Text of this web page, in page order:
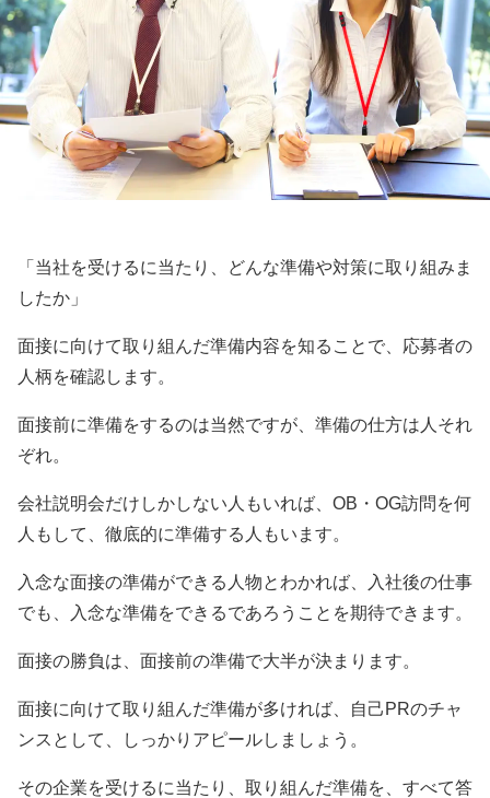
「当社を受けるに当たり、どんな準備や対策に取り組みま
したか」
面接に向けて取り組んだ準備内容を知ることで、応募者の
人柄を確認します。
面接前に準備をするのは当然ですが、準備の仕方は人それ
ぞれ。
会社説明会だけしかしない人もいれば、OB・OG訪問を何
人もして、徹底的に準備する人もいます。
入念な面接の準備ができる人物とわかれば、入社後の仕事
でも、入念な準備をできるであろうことを期待できます。
面接の勝負は、面接前の準備で大半が決まります。
面接に向けて取り組んだ準備が多ければ、自己PRのチャ
ンスとして、しっかりアピールしましょう。
その企業を受けるに当たり、取り組んだ準備を、すべて答